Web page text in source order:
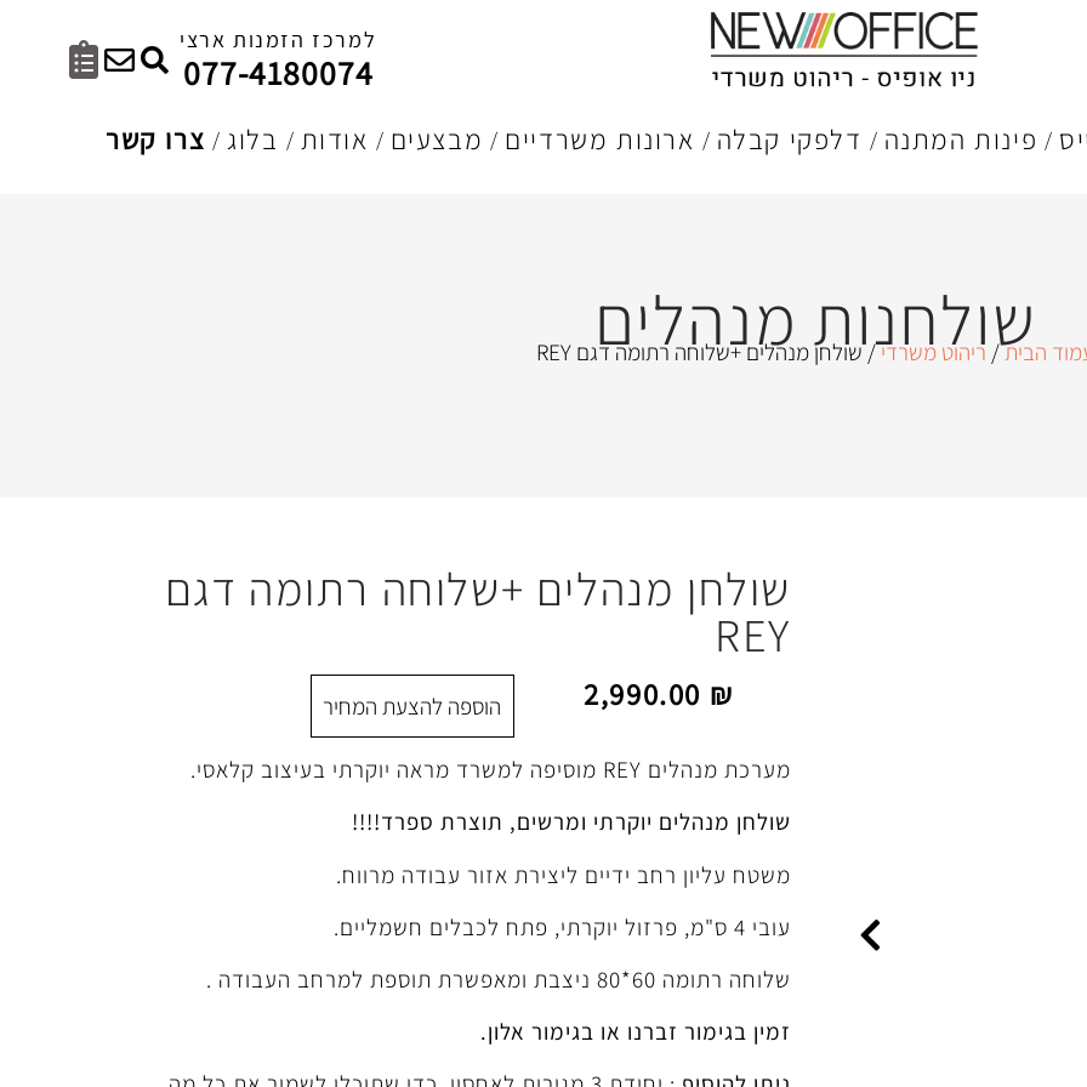
למרכז הזמנות ארצי
077-4180074
פינות המתנה דלפקי קבלה ארונות משרדיים מבצעים אודות בלוג צרו קשר
שולחנות מנהלים
הבית/ ריהוט משרדי/ שולחן מנהלים +שלוחה רתומה דגם REY
שולחן מנהלים +שלוחה רתומה דגם
REY
2,990.00 ₪ הוספה להצעת המחיר
מערכת מנהלים REY מוסיפה למשרד מראה יוקרתי בעיצוב קלאסי.
שולחן מנהלים יוקרתי ומרשים, תוצרת ספרד!!!!
משטח עליון רחב ידיים ליצירת אזור עבודה מרווח.
עובי 4 ס"מ, פרזול יוקרתי, פתח לכבלים חשמליים.
שלוחה רתומה 60*80 ניצבת ומאפשרת תוספת למרחב העבודה .
זמין בגימור זברנו או בגימור אלון.